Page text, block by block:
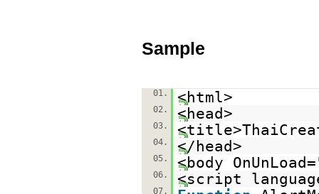
Sample
01. <html>
02. <head>
03.
04. </head>
05. <body OnUnLoad=
06. <script
07.